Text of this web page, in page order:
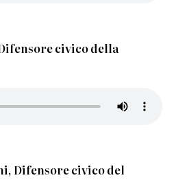
civico della
Difensore civico del